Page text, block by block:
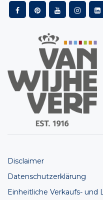
Disclaimer
Datenschutzerklärung
Einheitliche Verkaufs- und